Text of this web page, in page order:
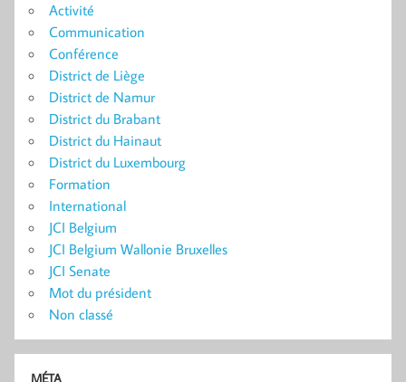
Activité
Communication
Conférence
District de Liège
District de Namur
District du Brabant
District du Hainaut
District du Luxembourg
Formation
International
JCI Belgium
JCI Belgium Wallonie Bruxelles
JCI Senate
Mot du président
Non classé
MÉTA